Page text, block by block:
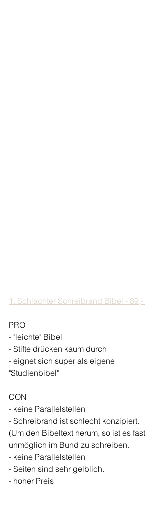
1. Schlachter Schreibrand Bibel - 89,-
PRO
- "leichte" Bibel
- Stifte drücken kaum durch
- eignet sich super als eigene
"Studienbibel"
CON
- keine Parallelstellen
- Schreibrand ist schlecht konzipiert.
(Um den Bibeltext herum, so ist es fast
unmöglich im Bund zu schreiben.
- keine Parallelstellen
- Seiten sind sehr gelblich.
- hoher Preis